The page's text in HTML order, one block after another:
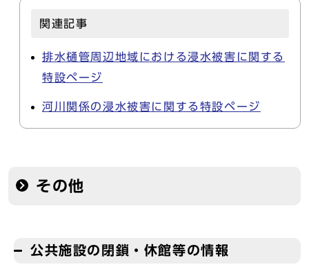
関連記事
排水樋管周辺地域における浸水被害に関する
特設ページ
河川関係の浸水被害に関する特設ページ
その他
公共施設の閉鎖・休館等の情報